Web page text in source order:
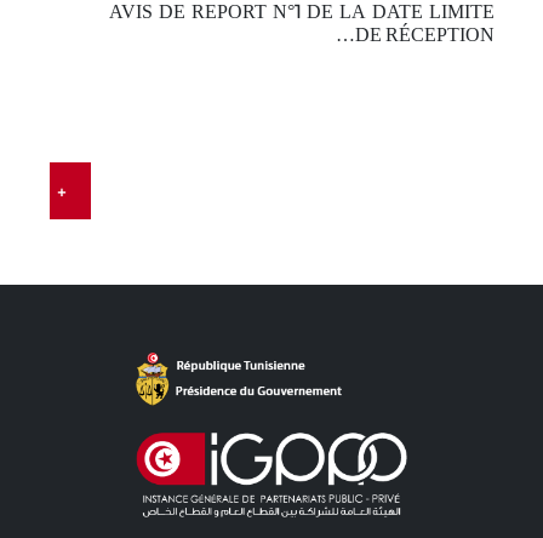
AVIS DE REPORT N°1 DE LA DATE LIMITE
DE RÉCEPTION…
+